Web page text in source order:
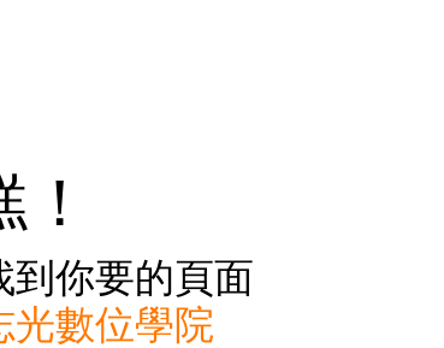
到你要的頁面
光數位學院